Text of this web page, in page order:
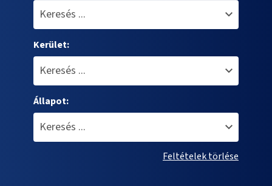
Kerület:
Állapot:
Feltételek törlése